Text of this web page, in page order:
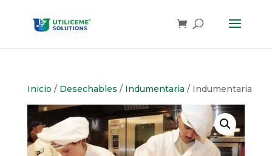
Inicio / Desechables / Indumentaria / Indumentaria